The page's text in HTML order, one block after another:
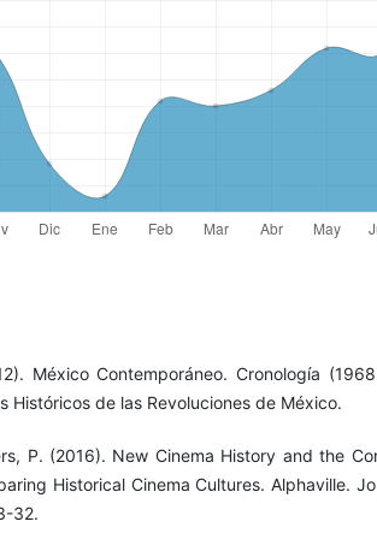
México Contemporáneo. Cronología
Históricos de las Revoluciones de México.
P. (2016). New Cinema History and the
Historical Cinema Cultures. Alphaville.
32.